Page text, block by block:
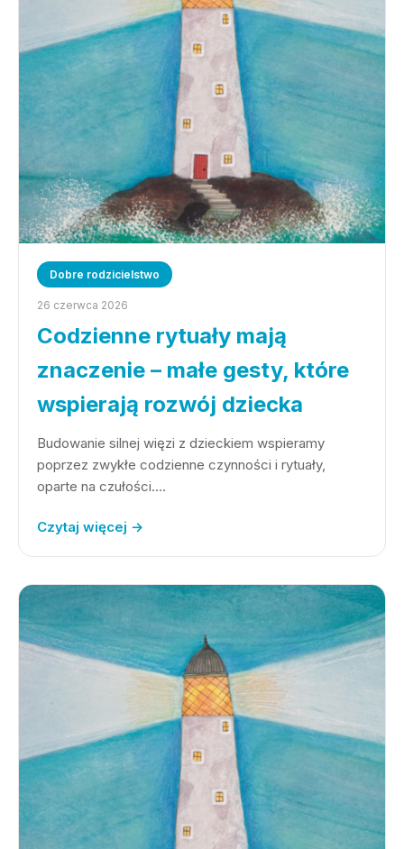
Dobre rodzicielstwo
26 czerwca 2026
Codzienne rytuały mają
znaczenie – małe gesty, które
wspierają rozwój dziecka
Budowanie silnej więzi z dzieckiem wspieramy
poprzez zwykłe codzienne czynności i rytuały,
oparte na czułości.…
Czytaj więcej →